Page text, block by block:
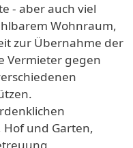
- aber auch viel
Wohnraum,
zur Übernahme der
Vermieter gegen
und Garten,